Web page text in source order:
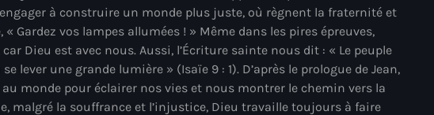
Catégories
à construire un monde plus juste, où règnent la fraternité et
« Gardez vos lampes allumées ! » Même dans les pires épreuves,
Dieu est avec nous. Aussi, l’Écriture sainte nous dit : « Le peuple
lever une grande lumière » (Isaïe 9 : 1). D’après le prologue de Jean,
monde pour éclairer nos vies et nous montrer le chemin vers la
malgré la souffrance et l’injustice, Dieu travaille toujours à faire